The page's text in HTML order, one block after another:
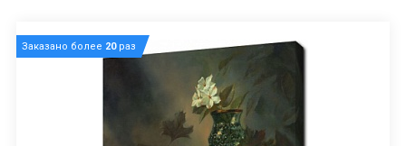
Заказано более 20раз